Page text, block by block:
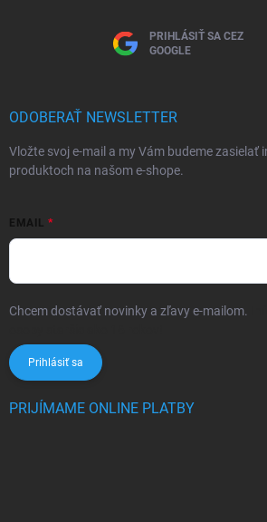
PRIHLÁSIŤ SA CEZ
GOOGLE
ODOBERAŤ NEWSLETTER
Vložte svoj e-mail a my Vám budeme zasielať
produktoch na našom e-shope.
EMAIL
Chcem dostávať novinky a zľavy e-mailom.
Prihlásiť sa
PRIJÍMAME ONLINE PLATBY